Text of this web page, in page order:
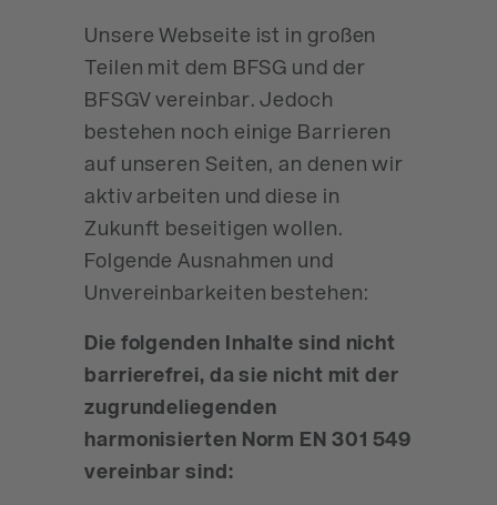
Unsere Webseite ist in großen
Teilen mit dem BFSG und der
BFSGV vereinbar. Jedoch
bestehen noch einige Barrieren
auf unseren Seiten, an denen wir
aktiv arbeiten und diese in
Zukunft beseitigen wollen.
Folgende Ausnahmen und
Unvereinbarkeiten bestehen:
Die folgenden Inhalte sind nicht
barrierefrei, da sie nicht mit der
zugrundeliegenden
harmonisierten Norm EN 301 549
vereinbar sind: